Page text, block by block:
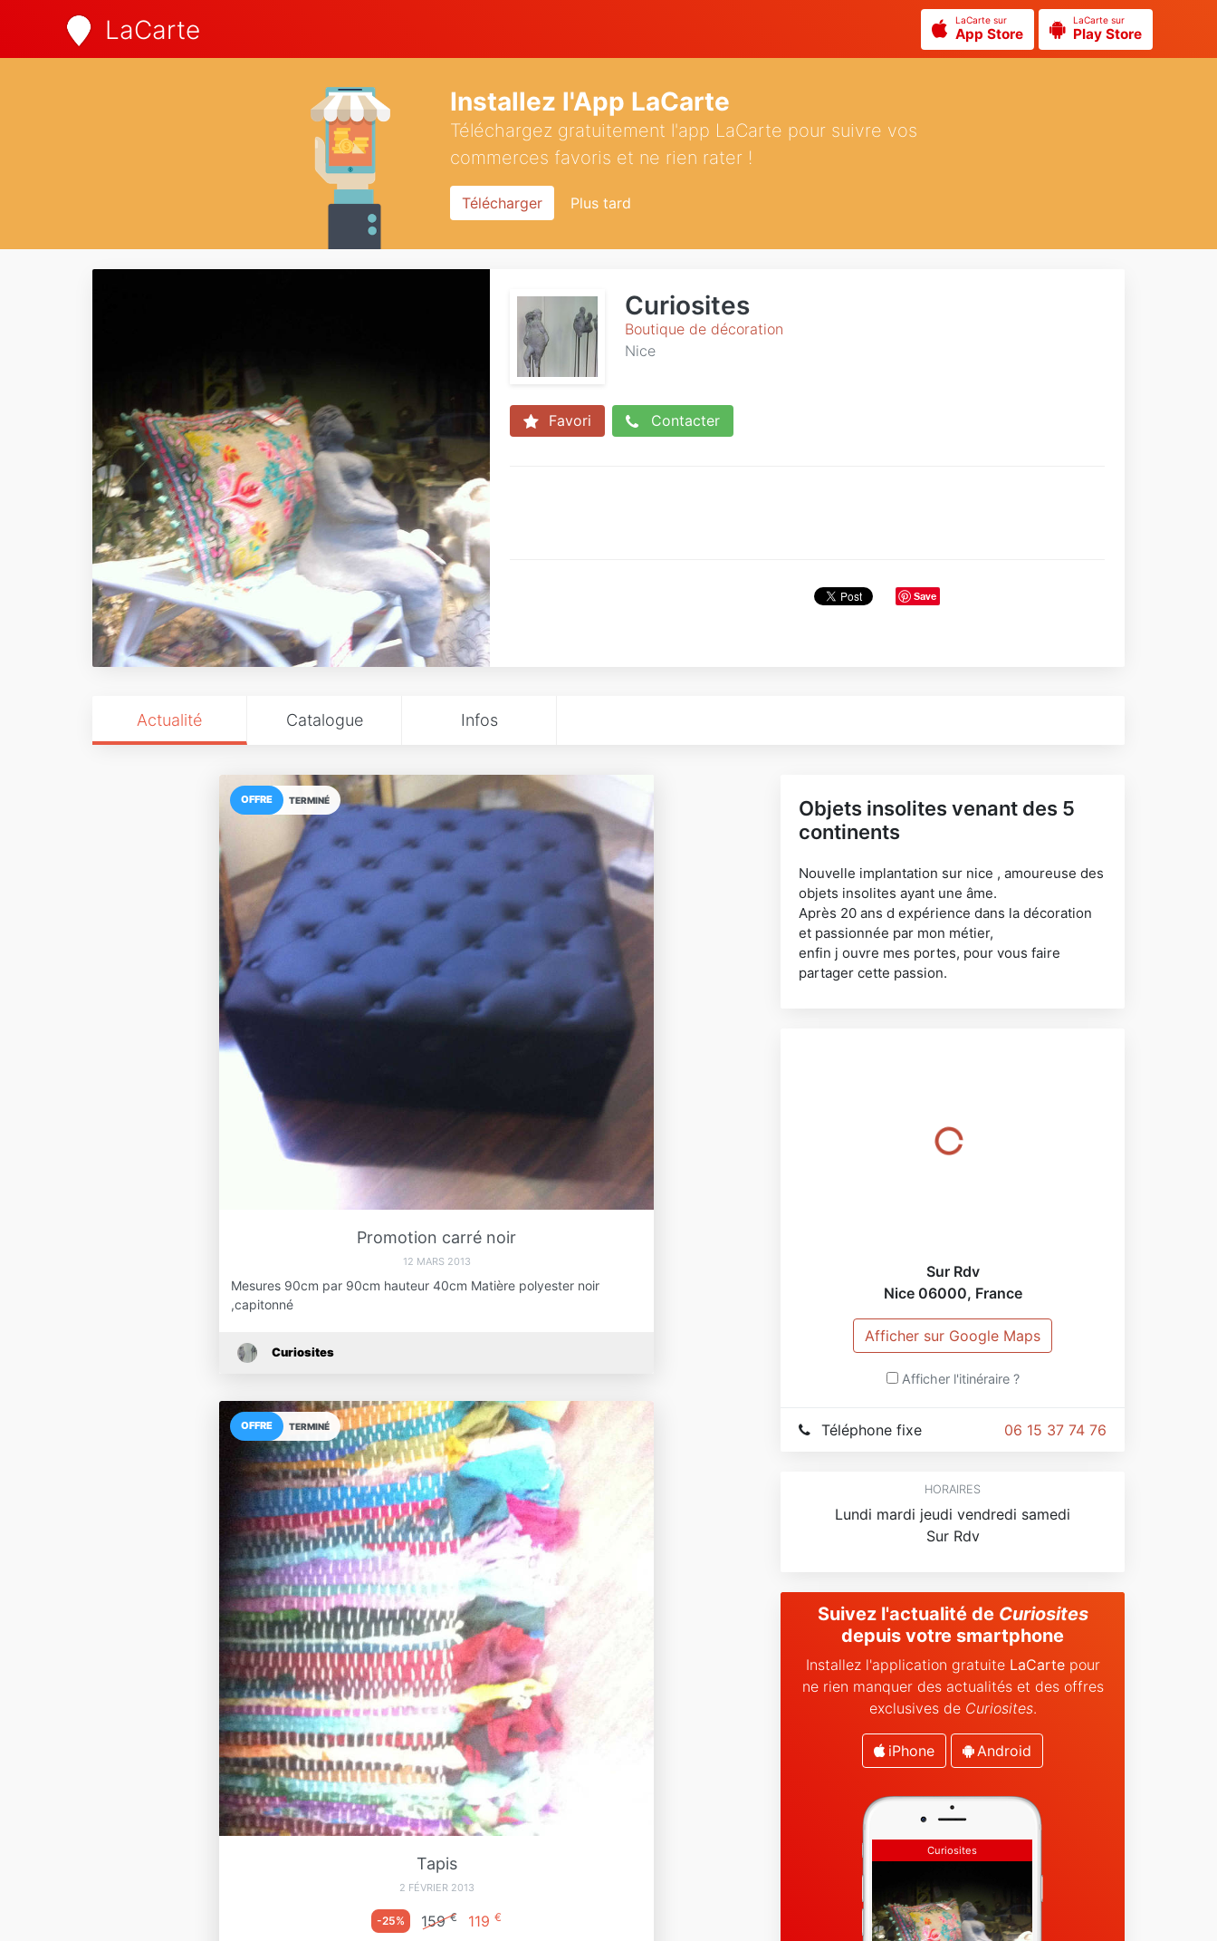
LaCarte LaCarte sur
App Store
LaCarte sur
Play Store
Installez l'App LaCarte
Téléchargez gratuitement l'app LaCarte pour suivre vos
commerces favoris et ne rien rater !
Télécharger Plus tard
Curiosites
Boutique de décoration
Nice
Favori Contacter
Save
Actualité Catalogue Infos
TERMINÉ
OFFRE
Promotion carré noir
12 MARS 2013
Mesures 90cm par 90cm hauteur 40cm Matière polyester noir
,capitonné
Curiosites
TERMINÉ
OFFRE
Tapis
2 FÉVRIER 2013
-25% 159€ 119 €
Objets insolites venant des 5
continents
Nouvelle implantation sur nice , amoureuse des
objets insolites ayant une âme.
Après 20 ans d expérience dans la décoration
et passionnée par mon métier,
enfin j ouvre mes portes, pour vous faire
partager cette passion.
Sur Rdv
Nice 06000, France
Afficher sur Google Maps
Afficher l'itinéraire ?
06 15 37 74 76
Téléphone fixe
HORAIRES
Lundi mardi jeudi vendredi samedi
Sur Rdv
Suivez l'actualité de Curiosites
depuis votre smartphone
Installez l'application gratuite LaCartepour
ne rien manquer des actualités et des offres
exclusives de Curiosites.
iPhone Android
Curiosites